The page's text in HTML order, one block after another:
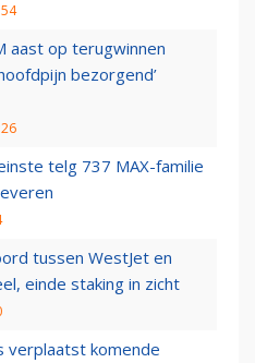
aast op terugwinnen
bezorgend’
telg 737 MAX-familie
tussen WestJet en
einde staking in zicht
verplaatst komende